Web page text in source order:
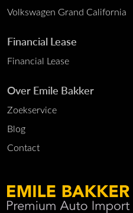
Volkswagen Grand California
Financial Lease
Financial Lease
Over Emile Bakker
Zoekservice
Blog
Contact